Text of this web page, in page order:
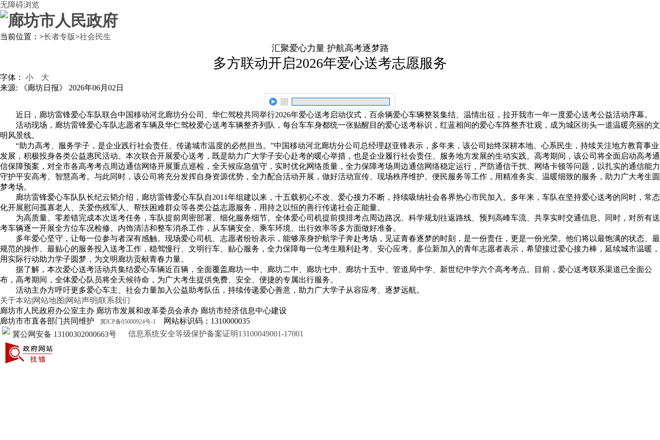
无障碍浏览
当前位置： >长者专版>社会民生
汇聚爱心力量 护航高考逐梦路
多方联动开启2026年爱心送考志愿服务
字体： 小
大
来源: 《廊坊日报》
2026年06月02日
近日，廊坊雷锋爱心车队联合中国移动河北廊坊分公司、华仁驾校共同举行2026年爱心送考启动仪式，百余辆爱心车辆整装集结、温情出征，拉开我市一年一度爱心送考公益活动序幕。
活动现场，廊坊雷锋爱心车队志愿者车辆及华仁驾校爱心送考车辆整齐列队，每台车车身都统一张贴醒目的爱心送考标识，红蓝相间的爱心车阵整齐壮观，成为城区街头一道温暖亮丽的文
明风景线。
“助力高考、服务学子，是企业践行社会责任、传递城市温度的必然担当。”中国移动河北廊坊分公司总经理赵亚锋表示，多年来，该公司始终深耕本地、心系民生，持续关注地方教育事业
发展，积极投身各类公益惠民活动。本次联合开展爱心送考，既是助力广大学子安心赴考的暖心举措，也是企业履行社会责任、服务地方发展的生动实践。高考期间，该公司将全面启动高考通
信保障预案，对全市各高考考点周边通信网络开展重点巡检，全天候应急值守，实时优化网络质量，全力保障考场周边通信网络稳定运行，严防通信干扰、网络卡顿等问题，以扎实的通信能力
守护平安高考、智慧高考。与此同时，该公司将充分发挥自身资源优势，全力配合活动开展，做好活动宣传、现场秩序维护、便民服务等工作，用精准务实、温暖细致的服务，助力广大考生圆
梦考场。
廊坊雷锋爱心车队队长纪云韬介绍，廊坊雷锋爱心车队自2011年组建以来，十五载初心不改、爱心接力不断，持续吸纳社会各界热心市民加入。多年来，车队在坚持爱心送考的同时，常态
化开展慰问孤寡老人、关爱伤残军人、帮扶困难群众等各类公益志愿服务，用持之以恒的善行传递社会正能量。
为高质量、零差错完成本次送考任务，车队提前周密部署、细化服务细节。全体爱心司机提前摸排考点周边路况、科学规划往返路线、预判高峰车流、共享实时交通信息。同时，对所有送
考车辆逐一开展全方位车况检修、内饰清洁和整车消杀工作，从车辆安全、乘车环境、出行效率等多方面做好准备。
多年爱心坚守，让每一位参与者深有感触。现场爱心司机、志愿者纷纷表示，能够亲身护航学子奔赴考场，见证青春逐梦的时刻，是一份责任，更是一份光荣。他们将以最饱满的状态、最
规范的操作、最贴心的服务投入送考工作，稳驾慢行、文明行车、贴心服务，全力保障每一位考生顺利赴考、安心应考。多位新加入的青年志愿者表示，希望接过爱心接力棒，延续城市温暖，
用实际行动助力学子圆梦，为文明廊坊贡献青春力量。
据了解，本次爱心送考活动共集结爱心车辆近百辆，全面覆盖廊坊一中、廊坊二中、廊坊七中、廊坊十五中、管道局中学、新世纪中学六个高考考点。目前，爱心送考联系渠道已全面公
布，高考期间，全体爱心队员将全天候待命，为广大考生提供免费、安全、便捷的专属出行服务。
活动主办方呼吁更多爱心车主、社会力量加入公益助考队伍，持续传递爱心善意，助力广大学子从容应考、逐梦远航。
关于本站|网站地图 |网站声明|联系我们
廊坊市人民政府办公室主办 廊坊市发展和改革委员会承办 廊坊市经济信息中心建设
廊坊市市直各部门共同维护
冀ICP备05000924号-1
网站标识码：1310000035
冀公网安备 13100302000663号
信息系统安全等级保护备案证明13100049001-17001